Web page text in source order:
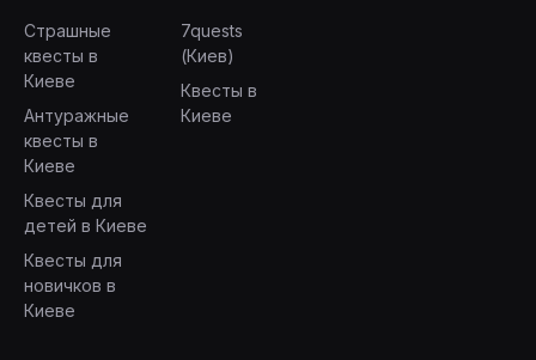
Страшные
квесты в
Киеве
Антуражные
квесты в
Киеве
Квесты для
детей в Киеве
Квесты для
новичков в
Киеве
7quests
(Киев)
Квесты в
Киеве